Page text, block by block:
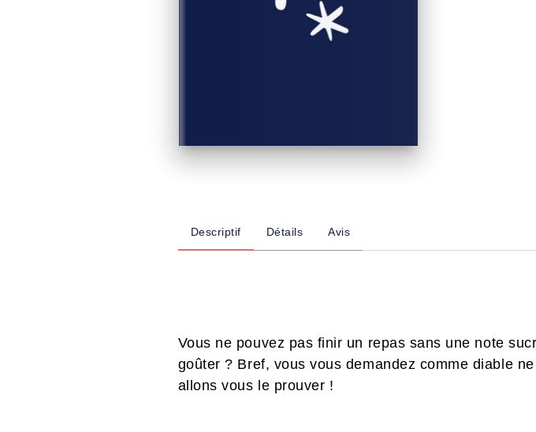
Descriptif Détails Avis
Vous ne pouvez pas finir un repas sans une note
goûter ? Bref, vous vous demandez comme diable
allons vous le prouver !